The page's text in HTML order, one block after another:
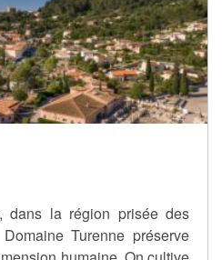
la région prisée des
Turenne préserve